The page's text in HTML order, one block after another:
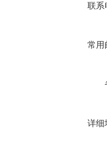
联系
常用
详细